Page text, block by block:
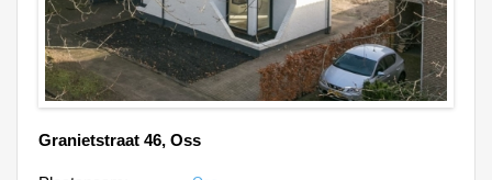
Granietstraat 46, Oss